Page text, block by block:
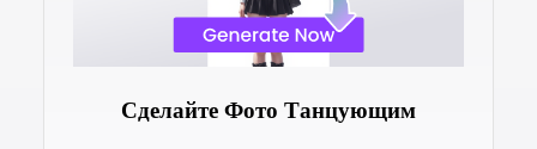
Сделайте Фото Танцующим